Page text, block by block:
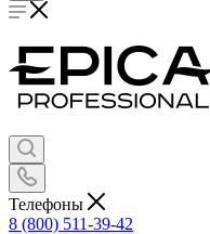
Телефоны
8 (800) 511-39-42